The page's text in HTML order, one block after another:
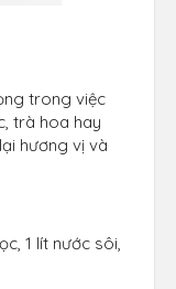
trong việc
trà hoa hay
hương vị và
1 lít nước sôi,